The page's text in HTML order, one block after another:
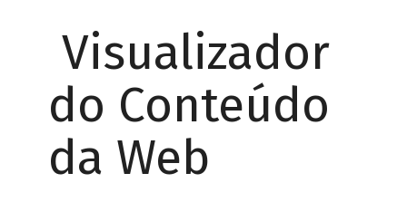
Visualizador
do Conteúdo
da Web